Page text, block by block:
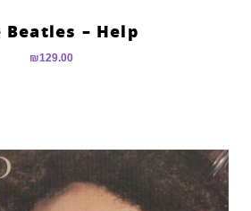
Beatles – Help!
₪129.00